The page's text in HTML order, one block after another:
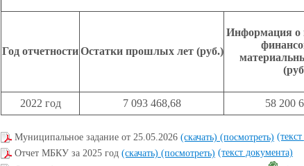
Год отчетностиОстатки прошлых лет (руб.)
Информация о
2022 год 7 093 468,68 58 200
Муниципальное задание от 25.05.2026 (скачать) (посмотреть)
Отчет МБКУ за 2025 год (скачать) (посмотреть) (текст документа)